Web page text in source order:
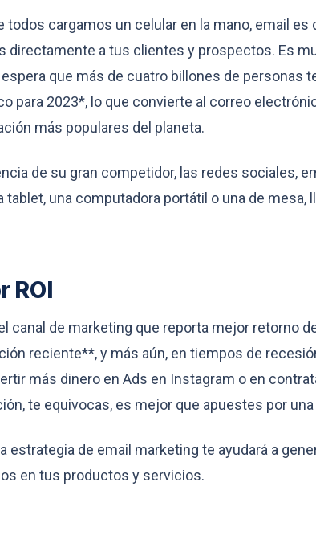
todos cargamos un celular en la mano, email es
directamente a tus clientes y prospectos. Es
espera que más de cuatro billones de personas
para 2023*, lo que convierte al correo
más populares del planeta.
de su gran competidor, las redes sociales,
tablet, una computadora portátil o una de mesa,
ROI
canal de marketing que reporta mejor retorno
reciente**, y más aún, en tiempos de
más dinero en Ads en Instagram o en
te equivocas, es mejor que apuestes por
estrategia de email marketing te ayudará a
en tus productos y servicios.